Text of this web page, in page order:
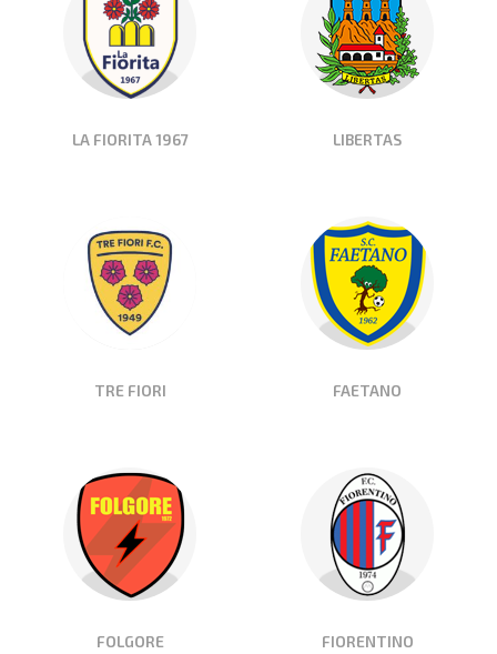
LA FIORITA 1967 LIBERTAS
TRE FIORI FAETANO
FOLGORE
FIORENTINO